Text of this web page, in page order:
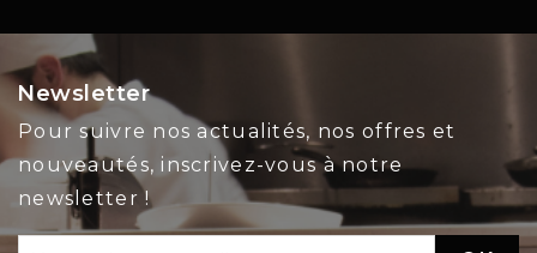
Newsletter
Pour suivre nos actualités, nos offres et
nouveautés, inscrivez-vous à notre
newsletter !